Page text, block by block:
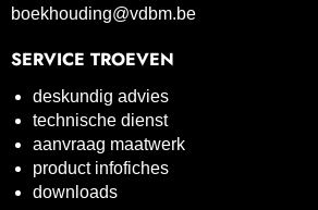
boekhouding@vdbm.be
SERVICE TROEVEN
deskundig advies
technische dienst
aanvraag maatwerk
product infofiches
downloads